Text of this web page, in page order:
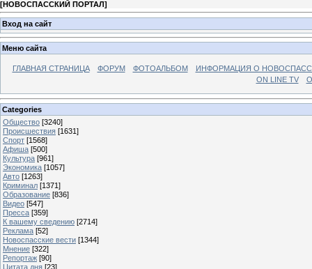
[НОВОСПАССКИЙ ПОРТАЛ]
Вход на сайт
Меню сайта
ГЛАВНАЯ СТРАНИЦА ФОРУМ ФОТОАЛЬБОМ
ИНФОРМАЦИЯ О
ON LINE TV
Categories
Общество [3240]
Происшествия [1631]
Спорт [1568]
Афиша [500]
Культура [961]
Экономика [1057]
Авто [1263]
Криминал [1371]
Образование [836]
Видео [547]
Пресса [359]
К вашему сведению [2714]
Реклама [52]
Новоспасские вести [1344]
Мнение [322]
Репортаж [90]
Цитата дня [23]